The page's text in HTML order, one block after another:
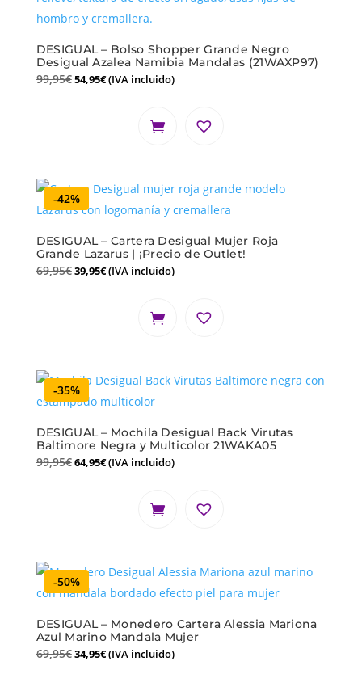
DESIGUAL – Bolso Shopper Grande Negro
Desigual Azalea Namibia Mandalas (21WAXP97)
99,95€54,95€(IVA incluido)
-42%
DESIGUAL – Cartera Desigual Mujer Roja
Grande Lazarus | ¡Precio de Outlet!
69,95€39,95€(IVA incluido)
-35%
DESIGUAL – Mochila Desigual Back Virutas
Baltimore Negra y Multicolor 21WAKA05
99,95€64,95€(IVA incluido)
-50%
DESIGUAL – Monedero Cartera Alessia Mariona
Azul Marino Mandala Mujer
69,95€34,95€(IVA incluido)